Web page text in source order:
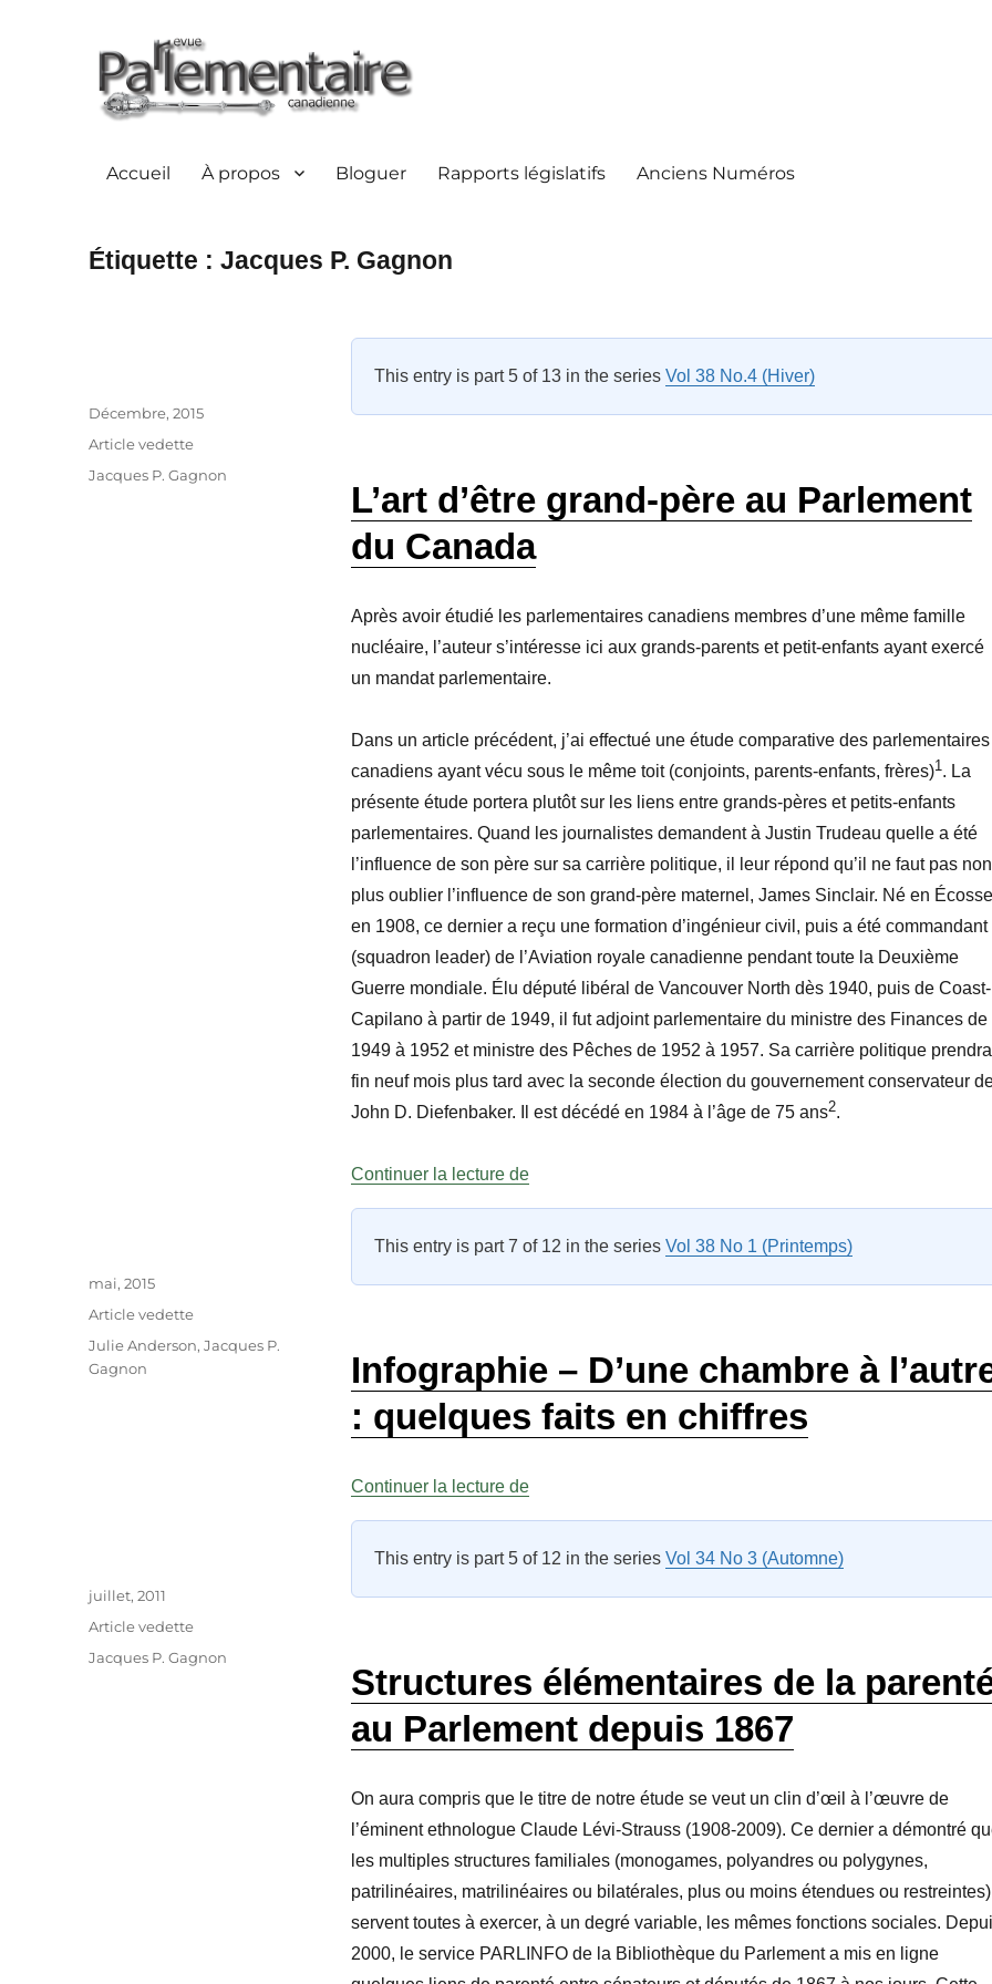
Accueil À propos Bloguer Rapports législatifs Anciens Numéros
Étiquette :Jacques P. Gagnon
This entry is part 5 of 13 in the series Vol 38 No.4 (Hiver)
L’art d’être grand-père au Parlement
du Canada
Après avoir étudié les parlementaires canadiens membres d’une même famille
nucléaire, l’auteur s’intéresse ici aux grands-parents et petit-enfants ayant exercé
un mandat parlementaire.
Dans un article précédent, j’ai effectué une étude comparative des parlementaires
canadiens ayant vécu sous le même toit (conjoints, parents-enfants, frères)1. La
présente étude portera plutôt sur les liens entre grands-pères et petits-enfants
parlementaires. Quand les journalistes demandent à Justin Trudeau quelle a été
l’influence de son père sur sa carrière politique, il leur répond qu’il ne faut pas non
plus oublier l’influence de son grand-père maternel, James Sinclair. Né en Écosse
en 1908, ce dernier a reçu une formation d’ingénieur civil, puis a été commandant
(squadron leader) de l’Aviation royale canadienne pendant toute la Deuxième
Guerre mondiale. Élu député libéral de Vancouver North dès 1940, puis de Coast-
Capilano à partir de 1949, il fut adjoint parlementaire du ministre des Finances de
1949 à 1952 et ministre des Pêches de 1952 à 1957. Sa carrière politique prendra
fin neuf mois plus tard avec la seconde élection du gouvernement conservateur
John D. Diefenbaker. Il est décédé en 1984 à l’âge de 75 ans2.
Continuer la lecture de« L’art d’être grand-père au Parlement du Canada »
Auteur
Publié
Décembre, 2015
Catégories
Article vedette
Étiquettes
Jacques P. Gagnon
This entry is part 7 of 12 in the series Vol 38 No 1 (Printemps)
Infographie – D’une chambre à
: quelques faits en chiffres
Continuer la lecture de« Infographie – D’une chambre à l’autre : quelques faits en
Auteur
Publié
mai, 2015
Catégories
Article vedette
Étiquettes
Julie Anderson,Jacques P.
Gagnon
This entry is part 5 of 12 in the series Vol 34 No 3 (Automne)
Structures élémentaires de la
au Parlement depuis 1867
On aura compris que le titre de notre étude se veut un clin d’œil à l’œuvre de
l’éminent ethnologue Claude Lévi-Strauss (1908-2009). Ce dernier a démontré
les multiples structures familiales (monogames, polyandres ou polygynes,
patrilinéaires, matrilinéaires ou bilatérales, plus ou moins étendues ou restreintes)
servent toutes à exercer, à un degré variable, les mêmes fonctions sociales.
2000, le service PARLINFO de la Bibliothèque du Parlement a mis en ligne
Auteur
Publié
juillet, 2011
Catégories
Article vedette
Étiquettes
Jacques P. Gagnon